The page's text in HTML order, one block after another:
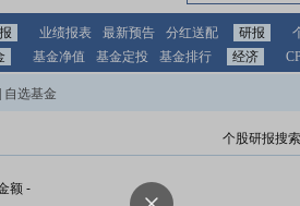
业绩报表 最新预告 分红送配 研报
基金净值 基金定投 基金排行 经济
自选基金
个股研报搜
额 -